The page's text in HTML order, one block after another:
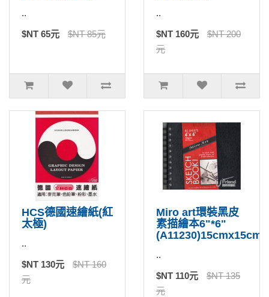
..
$NT 65元 $NT 85元
..
$NT 160元
$NT 200
元
HCS德國速繪紙(紅
太極)
..
$NT 130元
$NT 160
元
Miro art環裝黑皮
素描繪本6"*6"
(A11230)15cmx15cm
..
$NT 110元
$NT 135
元